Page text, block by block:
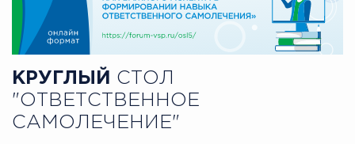
КРУГЛЫЙ
СТОЛ
"ОТВЕТСТВЕННОЕ
САМОЛЕЧЕНИЕ"